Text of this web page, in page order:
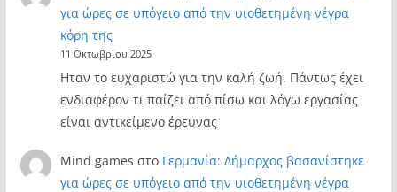
για ώρες σε υπόγειο από την υιοθετημένη νέγρα
κόρη της
11 Οκτωβρίου 2025
Ηταν το ευχαριστώ για την καλή ζωή. Πάντως έχει
ενδιαφέρον τι παίζει από πίσω και λόγω εργασίας
είναι αντικείμενο έρευνας
Mind games στο Γερμανία: Δήμαρχος βασανίστηκε
για ώρες σε υπόγειο από την υιοθετημένη νέγρα